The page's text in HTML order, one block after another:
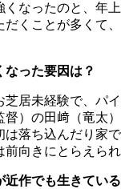
なったのと、年
だくことが多くて
った要因は？
居未経験で、パ
督）の田﨑（竜太
は落ち込んだり家
向きにとらえら
作でも生きてい